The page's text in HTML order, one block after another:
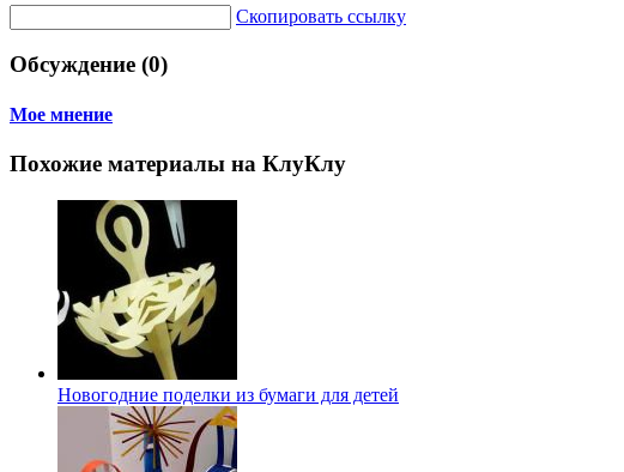
Скопировать ссылку
Обсуждение (0)
Мое мнение
Похожие материалы на КлуКлу
Новогодние поделки из бумаги для детей